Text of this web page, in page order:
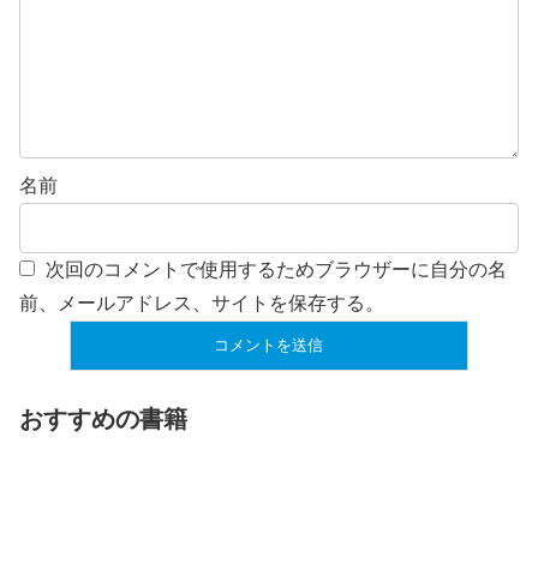
名前
次回のコメントで使用するためブラウザーに自分の名
前、メールアドレス、サイトを保存する。
おすすめの書籍